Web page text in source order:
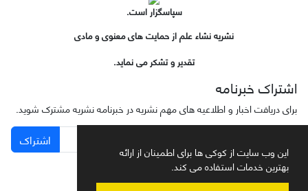
این وب سایت از کوکی ها برای اطمینان از ارائه
بهترین خدمات استفاده می کند.
سپاسگزار است.
نشریه نشاء علم از حمایت های معنوی و مادی
تقدیر و تشکر می نماید.
اشتراک خبرنامه
برای دریافت اخبار و اطلاعیه های مهم نشریه در خبرنامه نشریه مشترک شوید.
اشتراک